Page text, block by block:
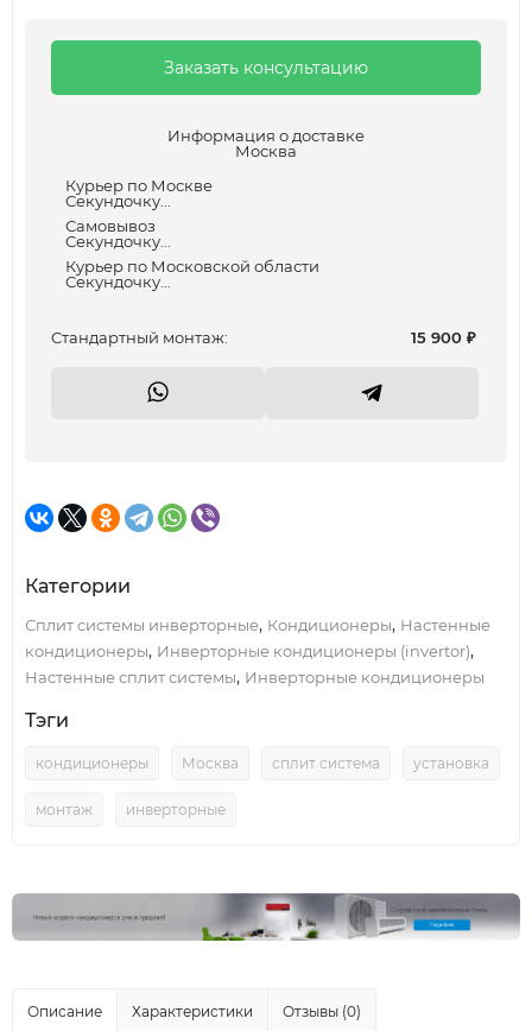
Заказать консультацию
Информация о доставке
Москва
Курьер по Москве
Секундочку...
Самовывоз
Секундочку...
Курьер по Московской области
Секундочку...
Cтандартный монтаж: 15 900 ₽
Категории
Сплит системы инверторные, Кондиционеры, Настенные
кондиционеры, Инверторные кондиционеры (invertor),
Настенные сплит системы, Инверторные кондиционеры
Тэги
кондиционеры Москва сплит система установка
монтаж инверторные
Описание Характеристики Отзывы (0)